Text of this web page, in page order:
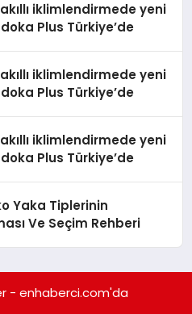
iklimlendirmede yeni
Plus Türkiye’de
iklimlendirmede yeni
Plus Türkiye’de
iklimlendirmede yeni
Plus Türkiye’de
Yaka Tiplerinin
Ve Seçim Rehberi
- enhaberci.com'da